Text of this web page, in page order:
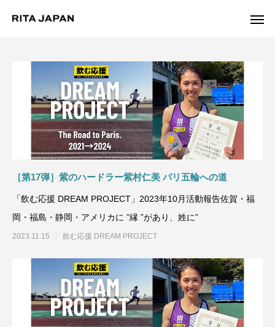
Warning
/export/sd214/www/jp/r/e/gmoserver/2/5/sd0942025/
Warning
/export/sd214/
content/themes/anthem_tcd083/functions/menu.php
［第17弾］紫のハードラー紫村仁美 パリ五輪への道
「飲む応援 DREAM PROJECT」2023年10月活動報告佐賀・福
岡・福島・静岡・アメリカに ”縁 ”があり、姓に”
2023.11.15 飲む応援 DREAM PROJECT